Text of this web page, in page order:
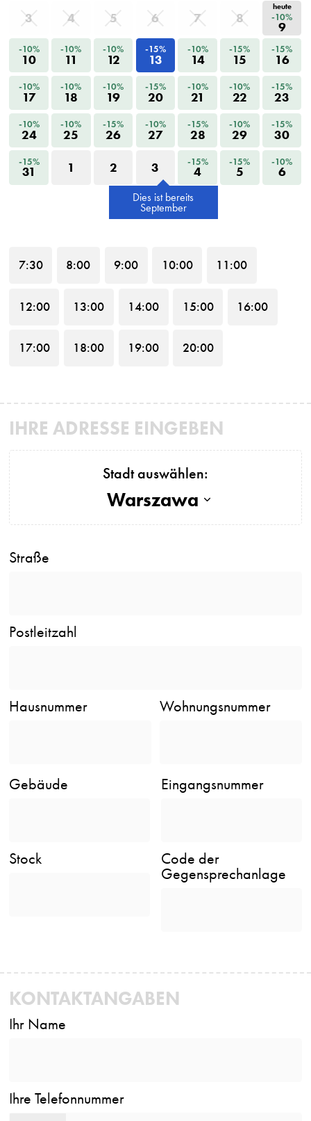
3 4 5 6 7 8
heute
-10%
9
-10%
10
-10%
11
-10%
12
-15%
13
-10%
14
-15%
15
-15%
16
-10%
17
-10%
18
-10%
19
-15%
20
-10%
21
-10%
22
-15%
23
-10%
24
-10%
25
-15%
26
-10%
27
-15%
28
-10%
29
-15%
30
-15%
31 1 2 3 -15%
4
-15%
5
-10%
6
Dies ist bereits
September
7:30 8:00 9:00 10:00 11:00
12:00 13:00 14:00 15:00 16:00
17:00 18:00 19:00 20:00
IHRE ADRESSE EINGEBEN
Stadt auswählen:
Warszawa
Straße
Postleitzahl
Hausnummer Wohnungsnummer
Gebäude Eingangsnummer
Stock
Code der
Gegensprechanlage
KONTAKTANGABEN
Ihr Name
Ihre Telefonnummer